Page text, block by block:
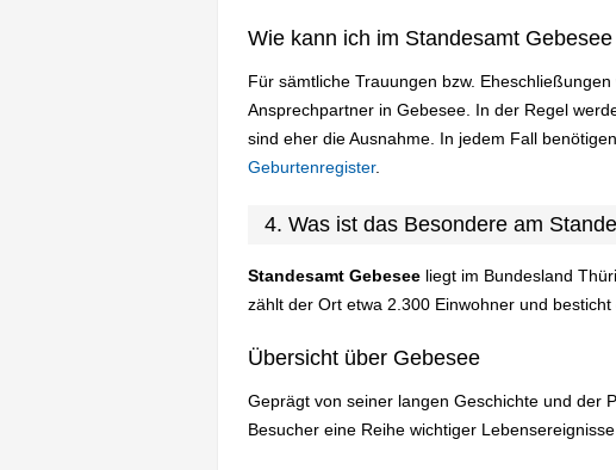
Wie kann ich im Standesamt
Für sämtliche Trauungen bzw.
Ansprechpartner in Gebesee. In der Regel
sind eher die Ausnahme. In jedem Fall
Geburtenregister.
4. Was ist das Besondere am
Standesamt Gebesee liegt im Bundesland
zählt der Ort etwa 2.300 Einwohner und
Übersicht über Gebesee
Geprägt von seiner langen Geschichte und der
Besucher eine Reihe wichtiger